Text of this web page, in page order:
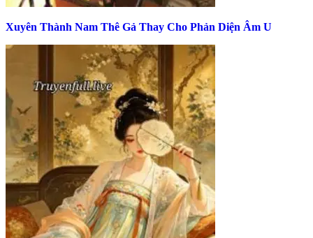
Xuyên Thành Nam Thê Gả Thay Cho Phản Diện Âm U